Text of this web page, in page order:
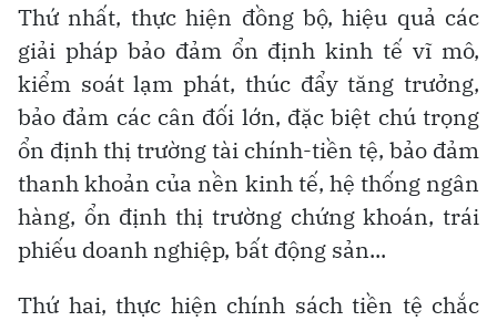
Thứ nhất, thực hiện đồng bộ, hiệu quả các
giải pháp bảo đảm ổn định kinh tế vĩ mô,
kiểm soát lạm phát, thúc đẩy tăng trưởng,
bảo đảm các cân đối lớn, đặc biệt chú trọng
ổn định thị trường tài chính-tiền tệ, bảo đảm
thanh khoản của nền kinh tế, hệ thống ngân
hàng, ổn định thị trường chứng khoán, trái
phiếu doanh nghiệp, bất động sản...
Thứ hai, thực hiện chính sách tiền tệ chắc